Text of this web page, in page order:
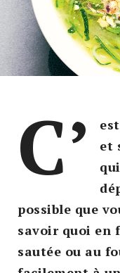
C’
et
possible que
savoir quoi en
sautée ou au